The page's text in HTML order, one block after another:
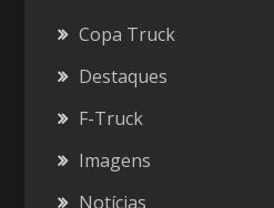
Copa Truck
Destaques
F-Truck
Imagens
Notícias